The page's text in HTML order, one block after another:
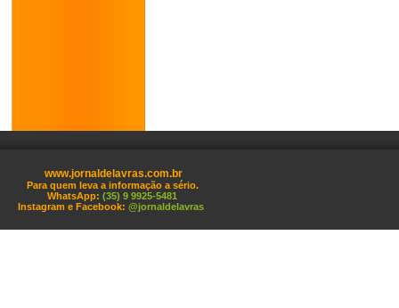
www.jornaldelavras.com.br
Para quem leva a informação a sério.
WhatsApp: (35) 9 9925-5481
Instagram e Facebook: @jornaldelavras